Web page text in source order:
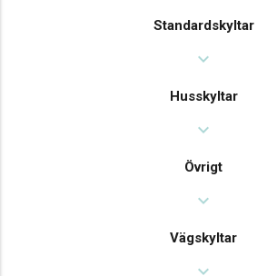
Standardskyltar
expand_more
Husskyltar
expand_more
Övrigt
expand_more
Vägskyltar
expand_more